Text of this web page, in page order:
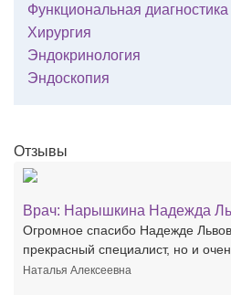
Функциональная диагностика
Хирургия
Эндокринология
Эндоскопия
Отзывы
Врач: Нарышкина Надежда
Огромное спасибо Надежде
прекрасный специалист, но и
Наталья Алексеевна